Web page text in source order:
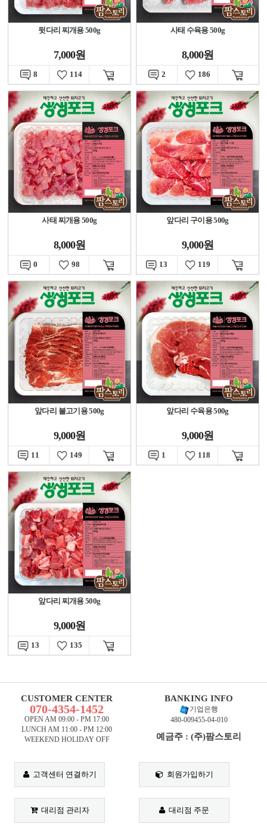
뒷다리 찌개용 500g
7,000원
8 114
사태 수육용 500g
8,000원
2 186
사태 찌개용 500g
8,000원
0 98
앞다리 구이용 500g
9,000원
13 119
앞다리 불고기용 500g
9,000원
11 149
앞다리 수육용 500g
9,000원
1 118
앞다리 찌개용 500g
9,000원
13 135
CUSTOMER CENTER
070-4354-1452
OPEN AM 09:00 - PM 17:00
LUNCH AM 11:00 - PM 12:00
WEEKEND HOLIDAY OFF
BANKING INFO
기업은행
480-009455-04-010
예금주 : (주)팜스토리
고객센터 연결하기 회원가입하기
대리점 관리자 대리점 주문